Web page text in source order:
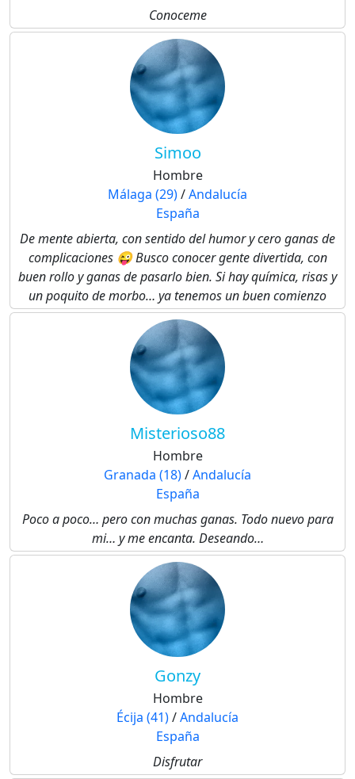
Conoceme
Simoo
Hombre
Málaga (29)/Andalucía
España
De mente abierta, con sentido del humor y cero ganas de
complicaciones 😜 Busco conocer gente divertida, con
buen rollo y ganas de pasarlo bien. Si hay química, risas y
un poquito de morbo… ya tenemos un buen comienzo
Misterioso88
Hombre
Granada (18)/Andalucía
España
Poco a poco… pero con muchas ganas. Todo nuevo para
mi… y me encanta. Deseando…
Gonzy
Hombre
Écija (41)/Andalucía
España
Disfrutar